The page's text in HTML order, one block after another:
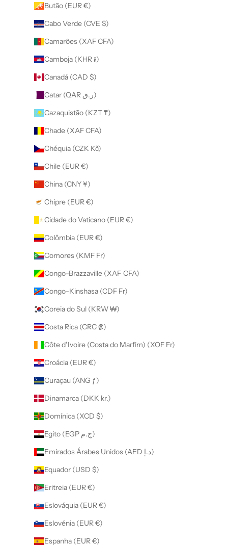
Butão (EUR €)
Cabo Verde (CVE $)
Camarões (XAF CFA)
Camboja (KHR ៛)
Canadá (CAD $)
Catar (QAR ر.ق)
Cazaquistão (KZT ₸)
Chade (XAF CFA)
Chéquia (CZK Kč)
Chile (EUR €)
China (CNY ¥)
Chipre (EUR €)
Cidade do Vaticano (EUR €)
Colômbia (EUR €)
Comores (KMF Fr)
Congo-Brazzaville (XAF CFA)
Congo-Kinshasa (CDF Fr)
Coreia do Sul (KRW ₩)
Costa Rica (CRC ₡)
Côte d’Ivoire (Costa do Marfim) (XOF Fr)
Croácia (EUR €)
Curaçau (ANG ƒ)
Dinamarca (DKK kr.)
Domínica (XCD $)
Egito (EGP ج.م)
Emirados Árabes Unidos (AED د.إ)
Equador (USD $)
Eritreia (EUR €)
Eslováquia (EUR €)
Eslovénia (EUR €)
Espanha (EUR €)